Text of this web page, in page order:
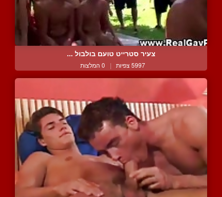
צעיר סטרייט טועם בולבול ...
5997 צפיות | 0 המלצות